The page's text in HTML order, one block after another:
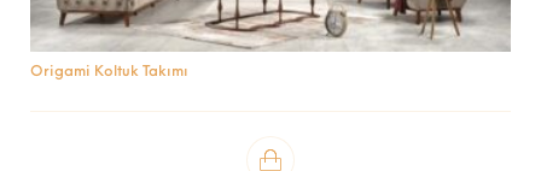
Origami Koltuk Takımı